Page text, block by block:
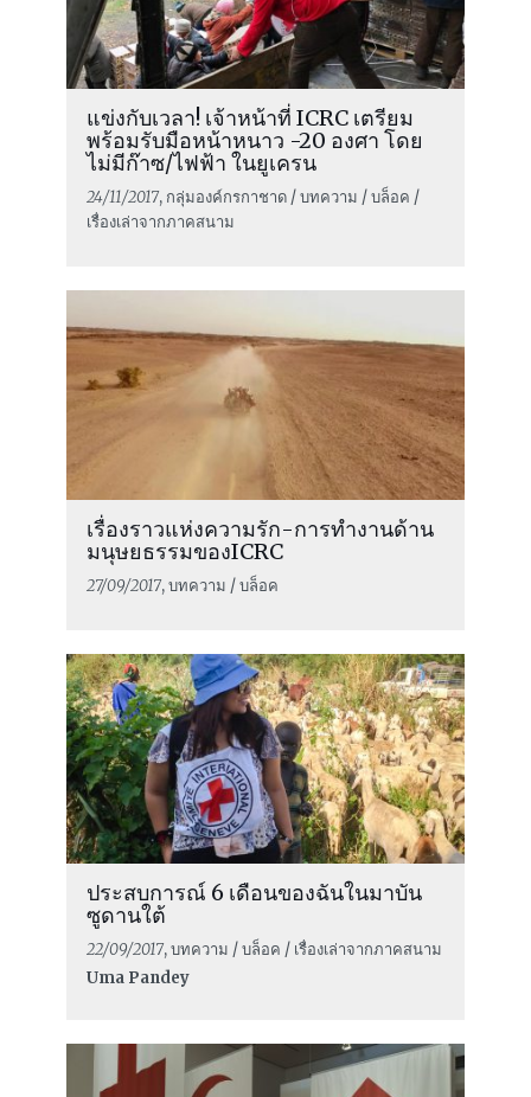
แข่งกับเวลา! เจ้าหน้าที่ ICRC เตรียม
พร้อมรับมือหน้าหนาว -20 องศา โดย
ไม่มีก๊าซ/ไฟฟ้า ในยูเครน
24/11/2017, กลุ่มองค์กรกาชาด / บทความ / บล็อค /
เรื่องเล่าจากภาคสนาม
เรื่องราวแห่งความรัก-การทำงานด้าน
มนุษยธรรมของICRC
27/09/2017, บทความ / บล็อค
ประสบการณ์ 6 เดือนของฉันในมาบัน
ซูดานใต้
22/09/2017, บทความ / บล็อค / เรื่องเล่าจากภาคสนาม
Uma Pandey